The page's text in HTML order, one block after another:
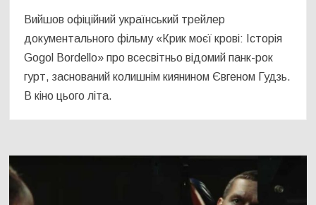
Вийшов офіційний український трейлер
документального фільму «Крик моєї крові: Історія
Gogol Bordello» про всесвітньо відомий панк-рок
гурт, заснований колишнім киянином Євгеном Гудзь.
В кіно цього літа.